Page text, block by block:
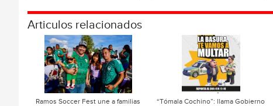
Articulos relacionados
Ramos Soccer Fest une a familias
“Tómala Cochino”: llama Gobierno